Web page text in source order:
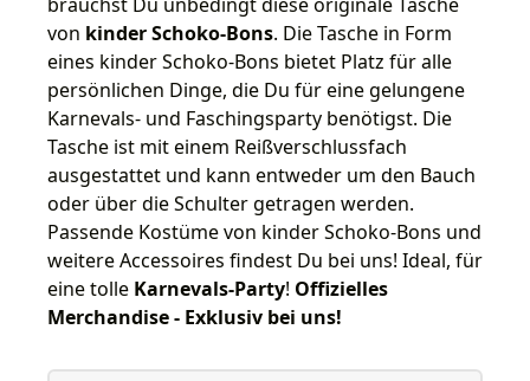
von kinder Schoko-Bons. Die Tasche in Form
eines kinder Schoko-Bons bietet Platz für alle
persönlichen Dinge, die Du für eine gelungene
Karnevals- und Faschingsparty benötigst. Die
Tasche ist mit einem Reißverschlussfach
ausgestattet und kann entweder um den Bauch
oder über die Schulter getragen werden.
Passende Kostüme von kinder Schoko-Bons und
weitere Accessoires findest Du bei uns! Ideal, für
eine tolle Karnevals-Party! Offizielles
Merchandise - Exklusiv bei uns!